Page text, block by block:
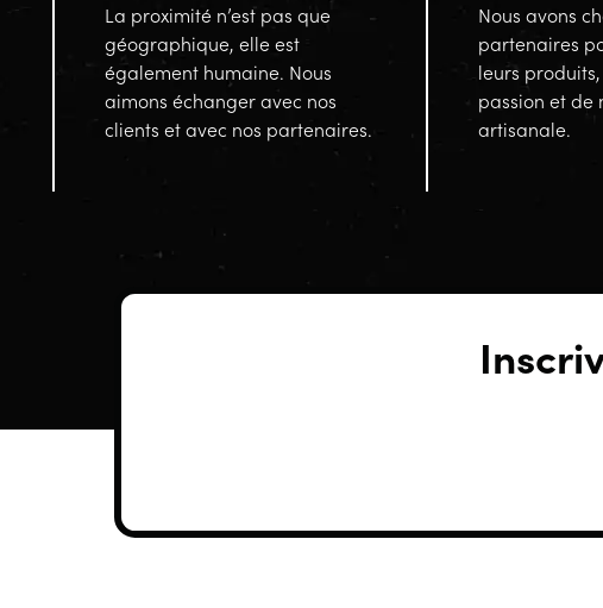
La proximité n’est pas que
géographique, elle est
également humaine. Nous
aimons échanger avec nos
clients et avec nos partenaires.
Nous avons
partenaires
leurs
passion et de
artisanale.